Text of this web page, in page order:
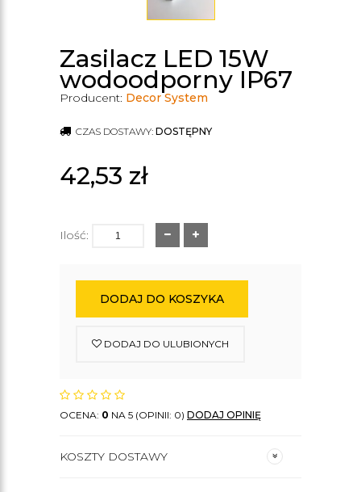
Zasilacz LED 15W
wodoodporny IP67
Producent: Decor System
CZAS DOSTAWY: DOSTĘPNY
42,53 zł
Ilość:
DODAJ DO KOSZYKA
DODAJ DO ULUBIONYCH
OCENA: 0 NA 5 (OPINII: 0) DODAJ OPINIĘ
KOSZTY DOSTAWY